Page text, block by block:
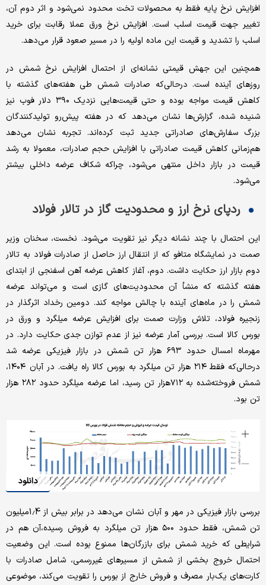
افزایش نرخ پایه فقط به محصولات تخت محدود نمی‌شود و اثر دوم آن،
تغییر جهت قیمت اسلب است. افزایش نرخ ورق عملا رقابت برای خرید
اسلب را تشدید و قیمت این ماده اولیه را در مسیر صعود قرار می‌دهد.
همچنین این جهش قیمتی نشانه‌ای از احتمال افزایش نرخ شمش در
روزهای آینده است. درحالی‌که صادرات شمش طی هفته‌های گذشته با
کاهش قیمت مواجه بوده و حتی قیمت‌هایی نزدیک ۳۹۰ دلار فوب نیز
شنیده شده، گزارش‌ها نشان می‌دهد که در هفته پیش‌رو تولیدکنندگان
بزرگ سفارش‌های صادراتی جدید ثبت کرده‌اند. تجربه نشان می‌دهد
هم‌زمانی کاهش قیمت صادراتی با افزایش حجم صادرات، معمولا به رشد
قیمت در بازار داخل منتهی می‌شود، چراکه شکاف عرضه داخلی بیشتر
می‌شود.
ردپای نرخ ارز و محدودیت گاز در تالار فولاد
این احتمال با چند نشانه دیگر نیز تقویت می‌شود. نخست، سخنان وزیر
صمت در نمایشگاه متافو که از انتقال ارز حاصل از صادرات فولاد به تالار
دوم بازار ارز حکایت داشت. دوم، آغاز کاهش عرضه آهن اسفنجی از ابتدای
هفته گذشته که منشأ آن محدودیت‌های گازی است و می‌تواند عرضه
شمش را در ماه‌های آینده با چالش مواجه کند. دومین رخداد اثرگذار در
زنجیره فولاد، تلاش وزارت صمت برای افزایش عرضه میلگرد و ورق در
بورس کالا است. بررسی آمار عرضه نیز از عدم توازن جدی حکایت دارد. در
مهرماه امسال حدود ۶۹۳ هزار تن شمش در بازار فیزیکی عرضه شد
درحالی‌که فقط ۲۱۴ هزار تن میلگرد به بورس کالا راه یافت. در آبان‌ ۱۴۰۴،
شمش فروخته‌شده به ۷۱۲هزار تن رسید، اما عرضه میلگرد حدود ۲۸۲ هزار
تن بود.
دانلود
بررسی بازار فیزیکی در مهر و آبان نشان می‌دهد در برابر بیش از 1.4‌میلیون
تن شمش، فقط حدود ۵۰۰ هزار تن میلگرد به فروش رسیده،آن هم در
شرایطی که خرید شمش برای بازرگان‌ها ممنوع بوده است. این وضعیت
احتمال خروج بخشی از شمش از مسیرهای غیررسمی، شامل صادرات با
کارت‌های یک‌بار مصرف و فروش خارج از بورس را تقویت می‌کند، موضوعی